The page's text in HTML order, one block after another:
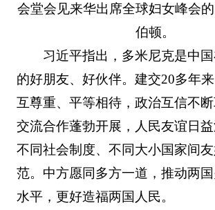
会堂会见来华出席全球妇女峰会
伯顿。
习近平指出，多米尼克是中
的好朋友、好伙伴。建交20多年
互尊重、平等相待，政治互信不
交流合作蓬勃开展，人民友谊日
不同社会制度、不同大小国家间
范。中方愿同多方一道，推动两
水平，更好造福两国人民。